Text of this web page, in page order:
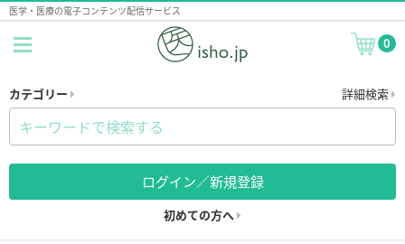
医学・医療の電子コンテンツ配信サービス
0
カテゴリー 詳細検索
ログイン／新規登録
初めての方へ